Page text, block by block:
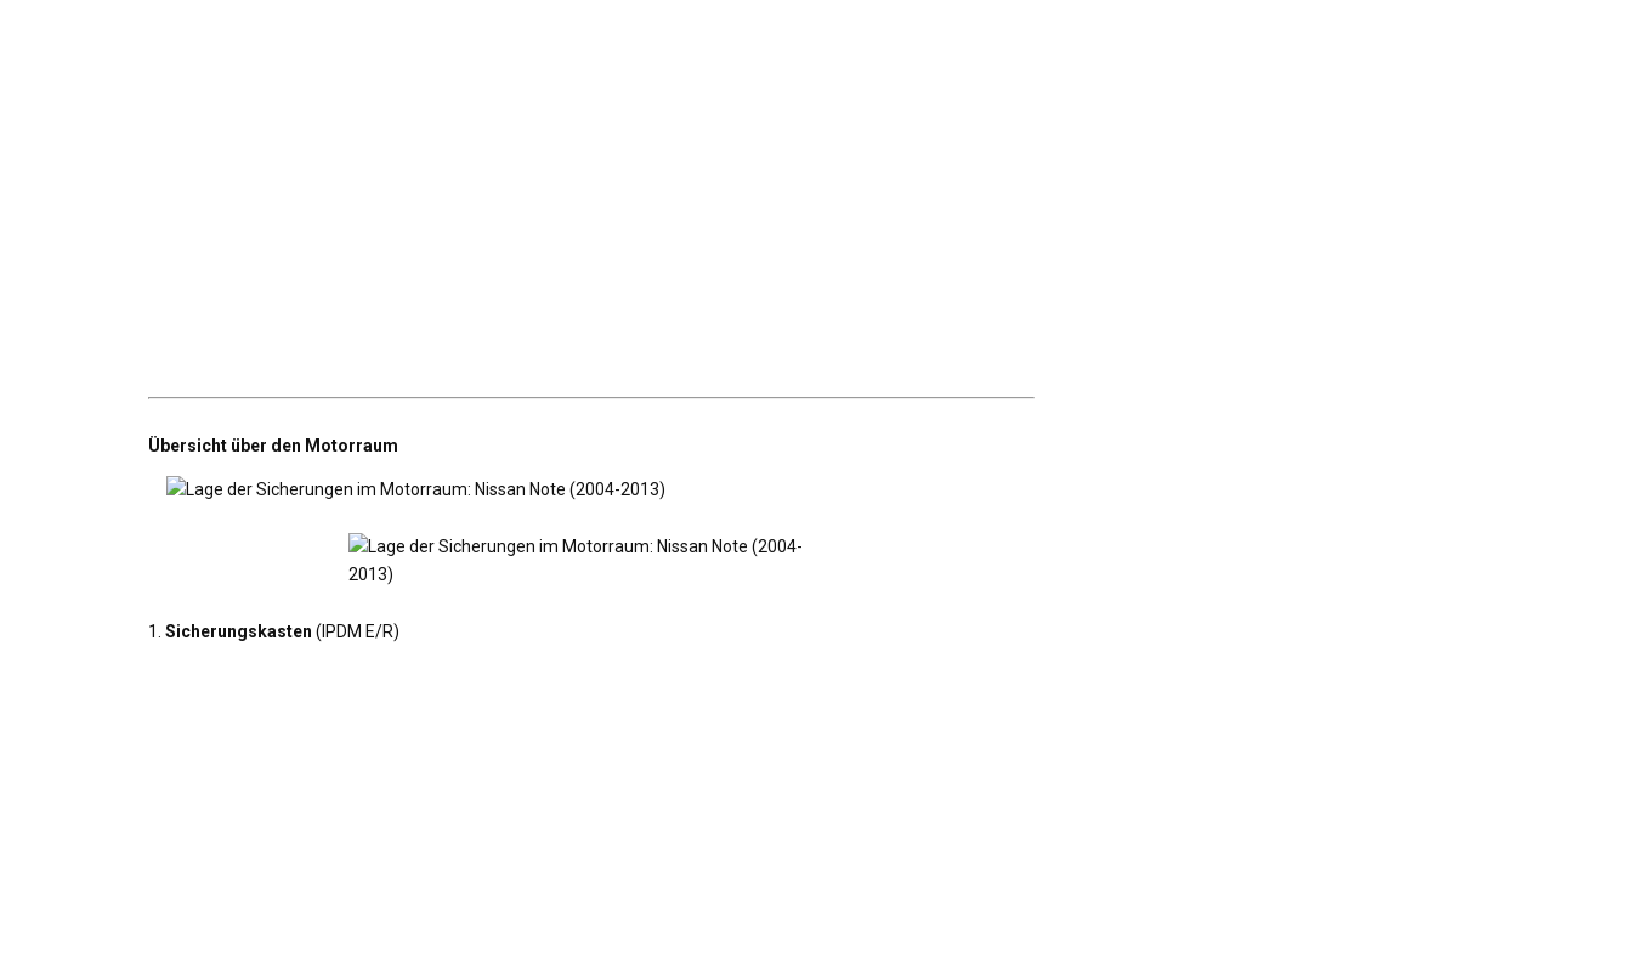
Übersicht über den Motorraum
1. Sicherungskasten (IPDM E/R)